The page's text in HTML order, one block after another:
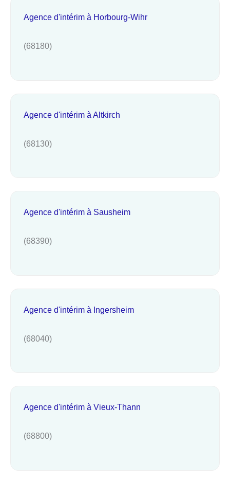
Agence d'intérim à Horbourg-Wihr
(68180)
Agence d'intérim à Altkirch
(68130)
Agence d'intérim à Sausheim
(68390)
Agence d'intérim à Ingersheim
(68040)
Agence d'intérim à Vieux-Thann
(68800)